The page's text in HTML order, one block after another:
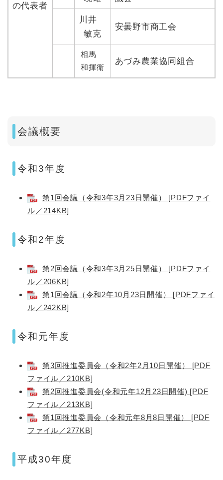
の代表者
川井
敏克
安曇野市商工会
相馬
和揮衛
あづみ農業協同組合
会議概要
令和3年度
第1回会議（令和3年3月23日開催） [PDFファイ
ル／214KB]
令和2年度
第2回会議（令和3年3月25日開催） [PDFファイ
ル／206KB]
第1回会議（令和2年10月23日開催） [PDFファイ
ル／242KB]
令和元年度
第3回推進委員会（令和2年2月10日開催） [PDF
ファイル／210KB]
第2回推進委員会(令和元年12月23日開催) [PDF
ファイル／213KB]
第1回推進委員会（令和元年8月8日開催） [PDF
ファイル／277KB]
平成30年度